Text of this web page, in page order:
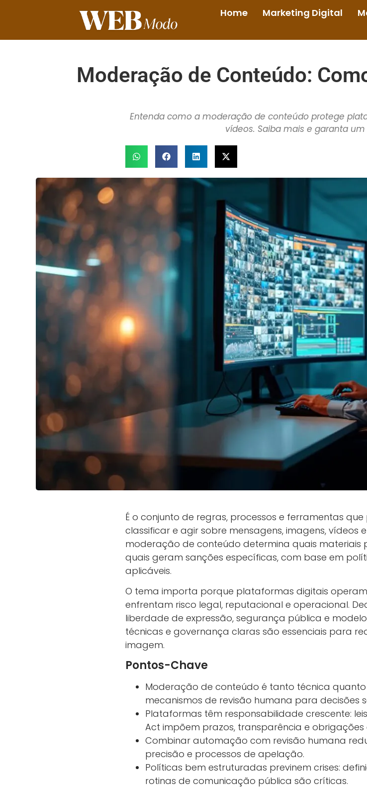
Home Marketing Digital
Moderação de Conteúdo:
Entenda como a moderação de conteúdo protege
vídeos. Saiba mais e garanta
É o conjunto de regras, processos e ferramentas
classificar e agir sobre mensagens, imagens, vídeos
moderação de conteúdo determina quais materiais
quais geram sanções específicas, com base em
aplicáveis.
O tema importa porque plataformas digitais
enfrentam risco legal, reputacional e operacional.
liberdade de expressão, segurança pública e
técnicas e governança claras são essenciais para
imagem.
Pontos-Chave
Moderação de conteúdo é tanto técnica
mecanismos de revisão humana para decisões
Plataformas têm responsabilidade crescente:
Act impõem prazos, transparência e obrigações
Combinar automação com revisão humana
precisão e processos de apelação.
Políticas bem estruturadas previnem crises:
rotinas de comunicação pública são críticas.